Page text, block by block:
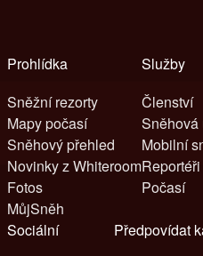
Prohlídka
Sněžní rezorty
Mapy počasí
Sněhový přehled
Novinky z Whiteroom
Fotos
MůjSněh
Služby
Členství
Sněhová
Mobilní
Reportéři
Počasí
Sociální
Předpovídat